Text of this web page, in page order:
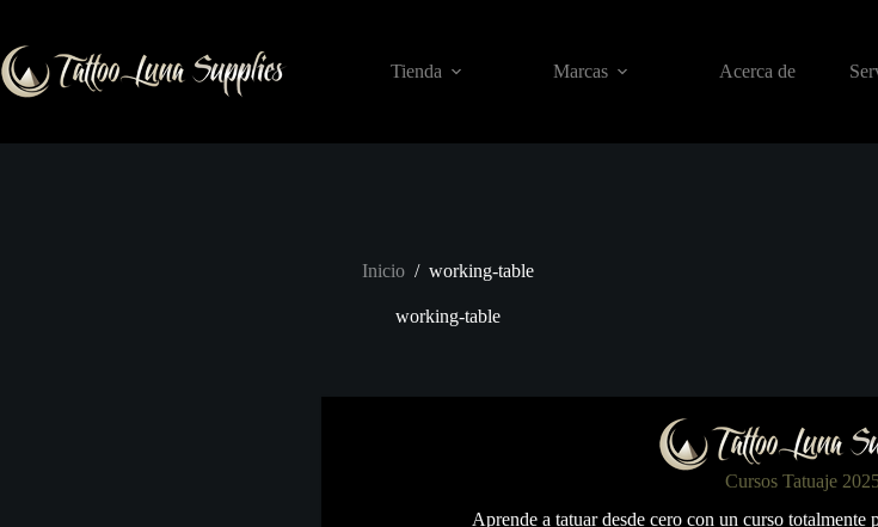
contenido
Tienda
Marcas Acerca de
Inicio / working-table
working-table
Cursos Tatuaje
Aprende a tatuar desde cero con un curso